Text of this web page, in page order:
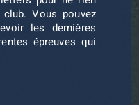
Vous pouvez
les dernières
épreuves qui